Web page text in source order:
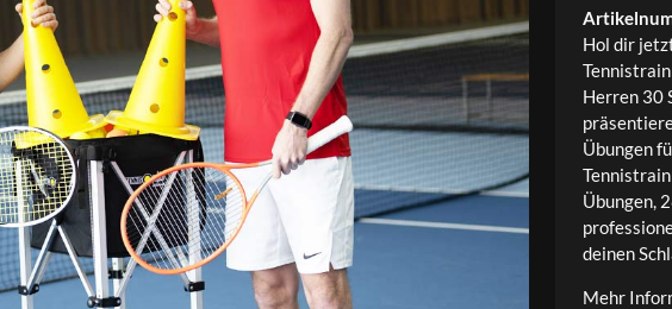
For
Players
&
Coaches
(DE
/
EN)
Menge
Hol dir
Herren 30
Übungen
Übungen,
deinen
Mehr